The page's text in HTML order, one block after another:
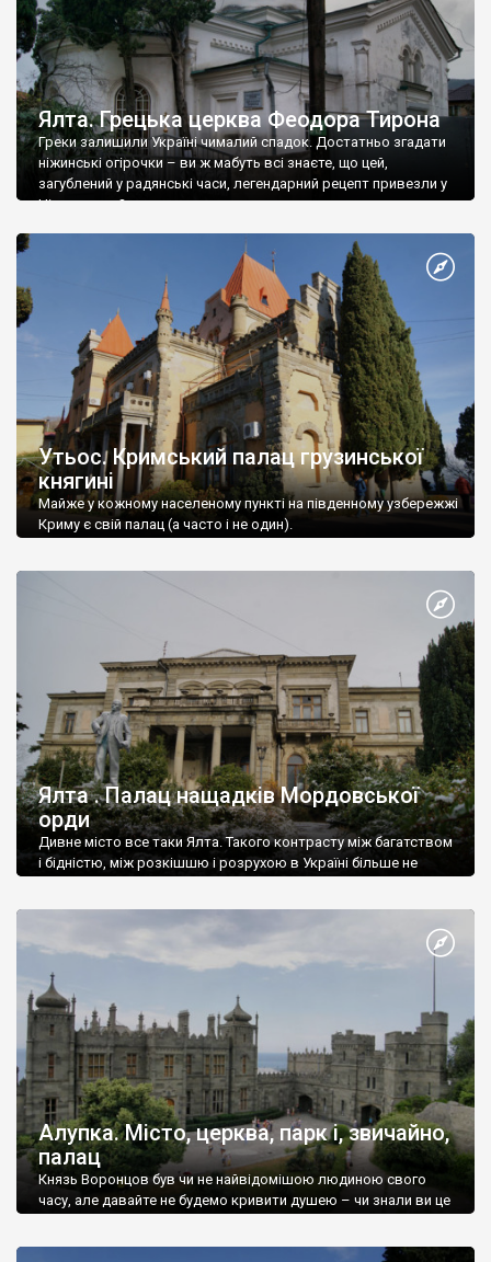
Ялта. Грецька церква Феодора Тирона
Греки залишили Україні чималий спадок. Достатньо згадати
ніжинські огірочки – ви ж мабуть всі знаєте, що цей,
загублений у радянські часи, легендарний рецепт привезли у
Ніжин греки?
Утьос. Кримський палац грузинської
княгині
Майже у кожному населеному пункті на південному узбережжі
Криму є свій палац (а часто і не один).
Ялта . Палац нащадків Мордовської
орди
Дивне місто все таки Ялта. Такого контрасту між багатством
і бідністю, між розкішшю і розрухою в Україні більше не
Алупка. Місто, церква, парк і, звичайно,
палац
Князь Воронцов був чи не найвідомішою людиною свого
часу, але давайте не будемо кривити душею – чи знали ви це